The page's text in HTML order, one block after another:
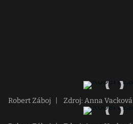
Robert Záboj Zdroj: Anna Vacková